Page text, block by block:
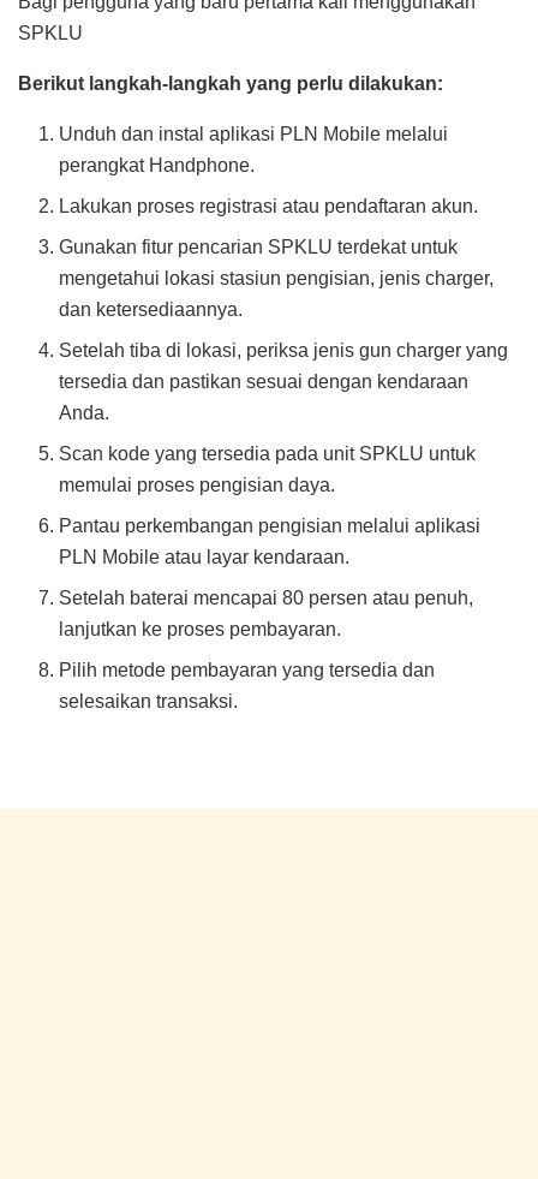
SPKLU
Berikut langkah-langkah yang perlu dilakukan:
Unduh dan instal aplikasi PLN Mobile melalui
perangkat Handphone.
Lakukan proses registrasi atau pendaftaran akun.
Gunakan fitur pencarian SPKLU terdekat untuk
mengetahui lokasi stasiun pengisian, jenis charger,
dan ketersediaannya.
Setelah tiba di lokasi, periksa jenis gun charger yang
tersedia dan pastikan sesuai dengan kendaraan
Anda.
Scan kode yang tersedia pada unit SPKLU untuk
memulai proses pengisian daya.
Pantau perkembangan pengisian melalui aplikasi
PLN Mobile atau layar kendaraan.
Setelah baterai mencapai 80 persen atau penuh,
lanjutkan ke proses pembayaran.
Pilih metode pembayaran yang tersedia dan
selesaikan transaksi.